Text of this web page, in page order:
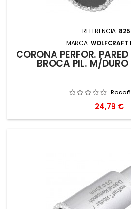
REFERENCIA:
MARCA: WOLFCRAFT
CORONA PERFOR.
BROCA PIL. M/DURO
Precio
24,78 €